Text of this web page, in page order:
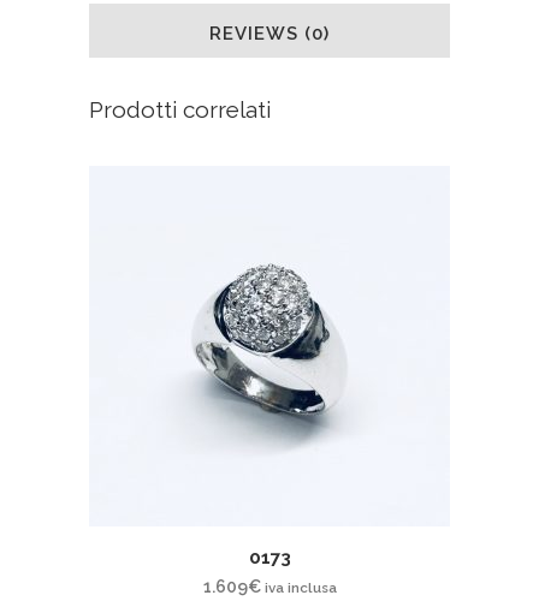
REVIEWS (0)
Prodotti correlati
0173
1.609€ iva inclusa